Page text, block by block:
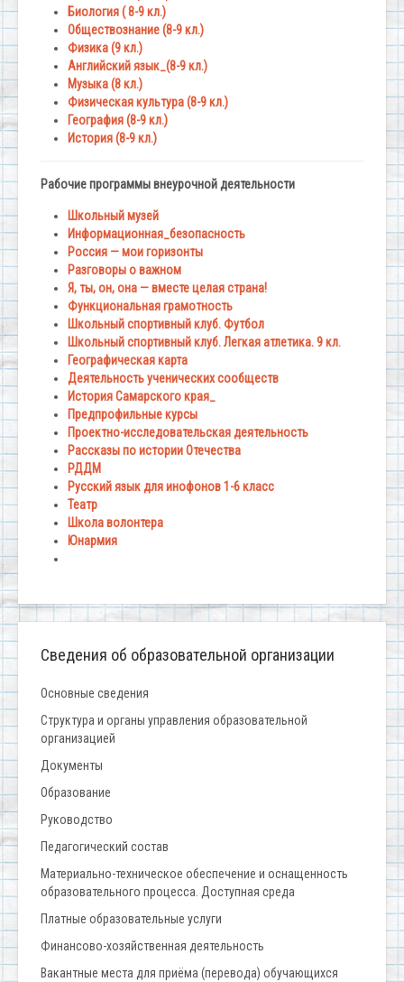
Биология ( 8-9 кл.)
Обществознание (8-9 кл.)
Физика (9 кл.)
Английский язык_(8-9 кл.)
Музыка (8 кл.)
Физическая культура (8-9 кл.)
География (8-9 кл.)
История (8-9 кл.)
Рабочие программы внеурочной деятельности
Школьный музей
Информационная_безопасность
Россия — мои горизонты
Разговоры о важном
Я, ты, он, она — вместе целая страна!
Функциональная грамотность
Школьный спортивный клуб. Футбол
Школьный спортивный клуб. Легкая атлетика. 9 кл.
Географическая карта
Деятельность ученических сообществ
История Самарского края_
Предпрофильные курсы
Проектно-исследовательская деятельность
Рассказы по истории Отечества
РДДМ
Русский язык для инофонов 1-6 класс
Театр
Школа волонтера
Юнармия
Сведения об образовательной организации
Основные сведения
Структура и органы управления образовательной
организацией
Документы
Образование
Руководство
Педагогический состав
Материально-техническое обеспечение и оснащенность
образовательного процесса. Доступная среда
Платные образовательные услуги
Финансово-хозяйственная деятельность
Вакантные места для приёма (перевода) обучающихся